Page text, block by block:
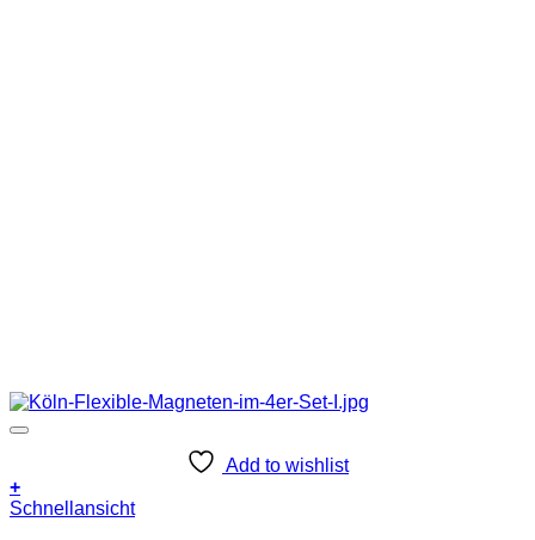
Add to wishlist
+
Schnellansicht